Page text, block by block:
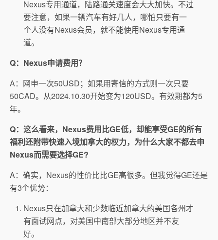
Nexus专用通道，陆路通关速度会大大加快。不过
要注意，如果一辆汽车有好几人，哪怕只要有一
个人没有Nexus会员，就不能使用Nexus专用通
道。
Q：Nexus申请费用？
A：网申一次50USD；如果用寄信的方式则一次只要
50CAD。从2024.10.30开始变为120USD。有效期都为5
年。
Q：这么看来，Nexus费用比GE低，却能享受GE的所有
福利还附带快速入境加拿大的权力，为什么大家不都去申
Nexus而需要选择GE?
A：确实，Nexus的性价比比GE高很多。但我觉得GE还是
有3个优势：
Nexus只在加拿大和少数临近加拿大的美国各州才
有面试网点，对美国中南部大部分地区并不友
好。